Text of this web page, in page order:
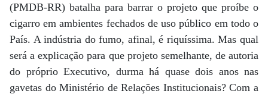
(PMDB-RR) batalha para barrar o projeto que proíbe o
cigarro em ambientes fechados de uso público em todo o
País. A indústria do fumo, afinal, é riquíssima. Mas qual
será a explicação para que projeto semelhante, de autoria
do próprio Executivo, durma há quase dois anos nas
gavetas do Ministério de Relações Institucionais? Com a